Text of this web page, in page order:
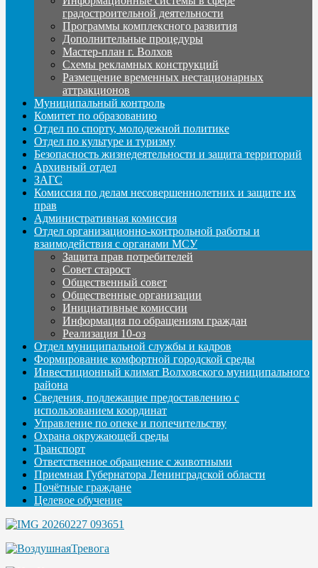
градостроительной деятельности
Программы комплексного развития
Дополнительные процедуры
Мастер-план г. Волхов
Схемы рекламных конструкций
Размещение временных нестационарных
аттракционов
Муниципальный контроль
Комитет по образованию
Отдел по спорту, молодежной политике
Отдел по культуре и туризму
Безопасность жизнедеятельности и защита территорий
Архивный отдел
ЗАГС
Комиссия по делам несовершеннолетних и защите их
прав
Административная комиссия
Отдел организационно-контрольной работы и
взаимодействия с органами МСУ
Защита прав потребителей
Совет старост
Общественный совет
Общественные организации
Инициативные комиссии
Информация по обращениям граждан
Реализация 10-оз
Отдел муниципальной службы и кадров
Формирование комфортной городской среды
Инвестиционный климат Волховского муниципального
района
Сведения, подлежащие предоставлению с
использованием координат
Управление по опеке и попечительству
Охрана окружающей среды
Транспорт
Ответственное обращение с животными
Приемная Губернатора Ленинградской области
Почётные граждане
Целевое обучение